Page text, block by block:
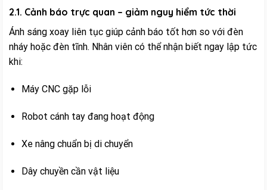
2.1. Cảnh báo trực quan – giảm nguy hiểm tức thời
Ánh sáng xoay liên tục giúp cảnh báo tốt hơn so với đèn
nháy hoặc đèn tĩnh. Nhân viên có thể nhận biết ngay lập tức
khi:
Máy CNC gặp lỗi
Robot cánh tay đang hoạt động
Xe nâng chuẩn bị di chuyển
Dây chuyền cần vật liệu